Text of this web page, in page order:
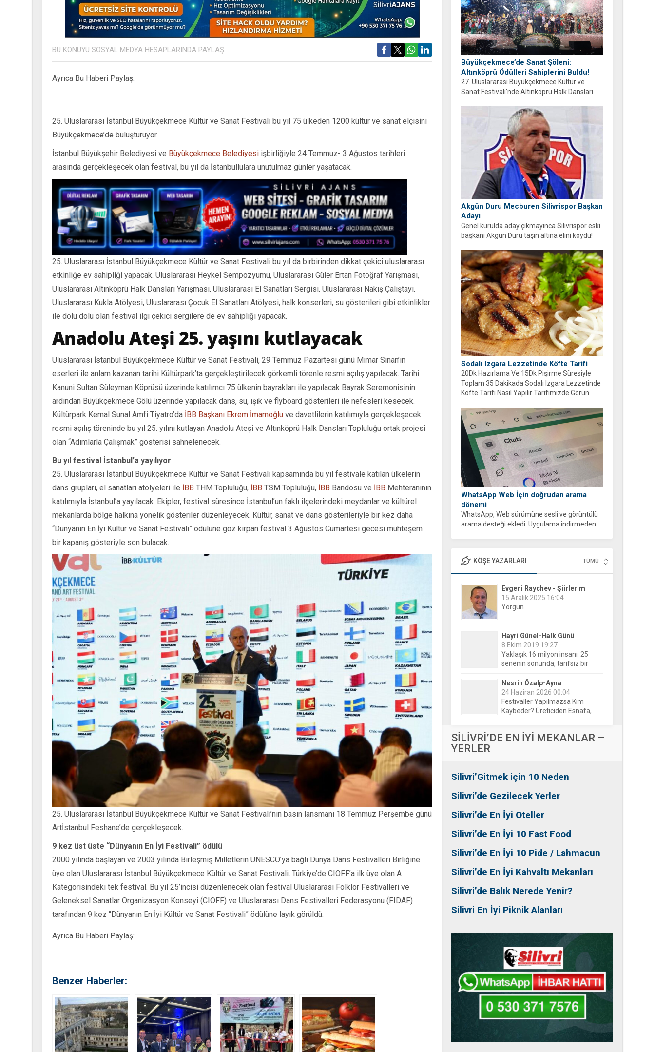
Büyükçekmece’de Sanat Şöleni:
Altınköprü Ödülleri Sahiplerini Buldu!
27. Uluslararası Büyükçekmece Kültür ve
Sanat Festivali'nde Altınköprü Halk Dansları
Akgün Duru Mecburen Silivrispor Başkan
Adayı
Genel kurulda aday çıkmayınca Silivrispor eski
başkanı Akgün Duru taşın altına elini koydu!
açıkladı.
Sodalı Izgara Lezzetinde Köfte Tarifi
20Dk Hazırlama Ve 15Dk Pişirme Süresiyle
Toplam 35 Dakikada Sodalı Izgara Lezzetinde
Köfte Tarifi Nasıl Yapılır Tarifimizde Görün.
WhatsApp Web İçin doğrudan arama
dönemi
WhatsApp, Web sürümüne sesli ve görüntülü
arama desteği ekledi. Uygulama indirmeden
KÖŞE YAZARLARI TÜMÜ
Evgeni Raychev - Şiirlerim
15 Aralık 2025 16:04
Yorgun
Hayri Günel-Halk Günü
8 Ekim 2019 19:27
Yaklaşık 16 milyon insanı, 25
senenin sonunda, tarifsiz bir
Nesrin Özalp-Ayna
24 Haziran 2026 00:04
Festivaller Yapılmazsa Kim
Kaybeder? Üreticiden Esnafa,
Tansu Bayrakdar-Biz diyoruz
ki
Ersin Özalp-Gerçekler
Silivri’de Uluslararası Halk
Yapılıyor?
SİLİVRİ’DE EN İYİ MEKANLAR –
YERLER
Silivri’Gitmek için 10 Neden
Silivri’de Gezilecek Yerler
Silivri’de En İyi Oteller
Silivri’de En İyi 10 Fast Food
Silivri’de En İyi 10 Pide / Lahmacun
Silivri’de En İyi Kahvaltı Mekanları
Silivri’de Balık Nerede Yenir?
Silivri En İyi Piknik Alanları
BU KONUYU SOSYAL MEDYA HESAPLARINDA PAYLAŞ
Ayrıca Bu Haberi Paylaş:
25. Uluslararası İstanbul Büyükçekmece Kültür ve Sanat Festivali bu yıl 75 ülkeden 1200 kültür ve sanat elçisini
Büyükçekmece’de buluşturuyor.
İstanbul Büyükşehir Belediyesi ve Büyükçekmece Belediyesi işbirliğiyle 24 Temmuz- 3 Ağustos tarihleri
arasında gerçekleşecek olan festival, bu yıl da İstanbullulara unutulmaz günler yaşatacak.
25. Uluslararası İstanbul Büyükçekmece Kültür ve Sanat Festivali bu yıl da birbirinden dikkat çekici uluslararası
etkinliğe ev sahipliği yapacak. Uluslararası Heykel Sempozyumu, Uluslararası Güler Ertan Fotoğraf Yarışması,
Uluslararası Altınköprü Halk Dansları Yarışması, Uluslararası El Sanatları Sergisi, Uluslararası Nakış Çalıştayı,
Uluslararası Kukla Atölyesi, Uluslararası Çocuk El Sanatları Atölyesi, halk konserleri, su gösterileri gibi etkinlikler
ile dolu dolu olan festival ilgi çekici sergilere de ev sahipliği yapacak.
Anadolu Ateşi 25. yaşını kutlayacak
Uluslararası İstanbul Büyükçekmece Kültür ve Sanat Festivali, 29 Temmuz Pazartesi günü Mimar Sinan’ın
eserleri ile anlam kazanan tarihi Kültürpark’ta gerçekleştirilecek görkemli törenle resmi açılış yapılacak. Tarihi
Kanuni Sultan Süleyman Köprüsü üzerinde katılımcı 75 ülkenin bayrakları ile yapılacak Bayrak Seremonisinin
ardından Büyükçekmece Gölü üzerinde yapılacak dans, su, ışık ve flyboard gösterileri ile nefesleri kesecek.
Kültürpark Kemal Sunal Amfi Tiyatro’da İBB Başkanı Ekrem İmamoğlu ve davetlilerin katılımıyla gerçekleşecek
resmi açılış töreninde bu yıl 25. yılını kutlayan Anadolu Ateşi ve Altınköprü Halk Dansları Topluluğu ortak projesi
olan “Adımlarla Çalışmak” gösterisi sahnelenecek.
Bu yıl festival İstanbul’a yayılıyor
25. Uluslararası İstanbul Büyükçekmece Kültür ve Sanat Festivali kapsamında bu yıl festivale katılan ülkelerin
dans grupları, el sanatları atölyeleri ile İBB THM Topluluğu, İBB TSM Topluluğu, İBB Bandosu ve İBB Mehteranının
katılımıyla İstanbul’a yayılacak. Ekipler, festival süresince İstanbul’un faklı ilçelerindeki meydanlar ve kültürel
mekanlarda bölge halkına yönelik gösteriler düzenleyecek. Kültür, sanat ve dans gösterileriyle bir kez daha
“Dünyanın En İyi Kültür ve Sanat Festivali” ödülüne göz kırpan festival 3 Ağustos Cumartesi gecesi muhteşem
bir kapanış gösteriyle son bulacak.
25. Uluslararası İstanbul Büyükçekmece Kültür ve Sanat Festivali’nin basın lansmanı 18 Temmuz Perşembe günü
Artİstanbul Feshane’de gerçekleşecek.
9 kez üst üste “Dünyanın En İyi Festivali” ödülü
2000 yılında başlayan ve 2003 yılında Birleşmiş Milletlerin UNESCO’ya bağlı Dünya Dans Festivalleri Birliğine
üye olan Uluslararası İstanbul Büyükçekmece Kültür ve Sanat Festivali, Türkiye’de CIOFF’a ilk üye olan A
Kategorisindeki tek festival. Bu yıl 25’incisi düzenlenecek olan festival Uluslararası Folklor Festivalleri ve
Geleneksel Sanatlar Organizasyon Konseyi (CIOFF) ve Uluslararası Dans Festivalleri Federasyonu (FIDAF)
tarafından 9 kez “Dünyanın En İyi Kültür ve Sanat Festivali” ödülüne layık görüldü.
Ayrıca Bu Haberi Paylaş:
Benzer Haberler: